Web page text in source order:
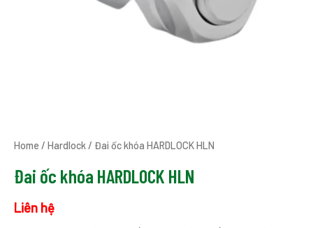
Home / Hardlock / Đai ốc khóa HARDLOCK HLN
Đai ốc khóa HARDLOCK HLN
Liên hệ